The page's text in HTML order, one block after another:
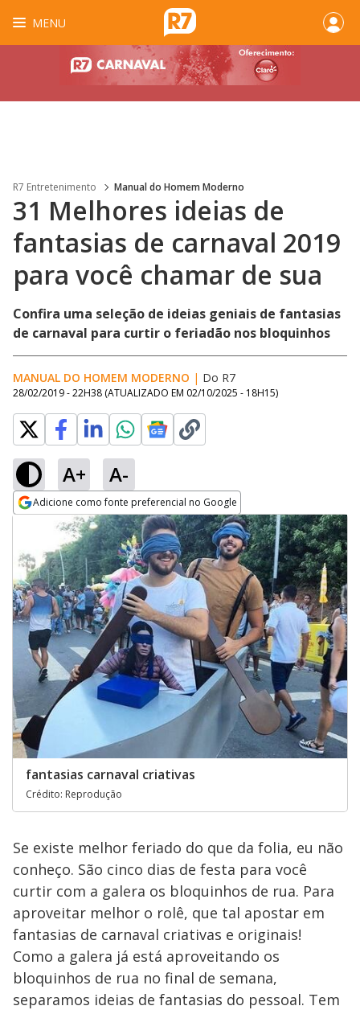
MENU
R7 Entretenimento Manual do Homem Moderno
31 Melhores ideias de
fantasias de carnaval 2019
para você chamar de sua
Confira uma seleção de ideias geniais de fantasias
de carnaval para curtir o feriadão nos bloquinhos
MANUAL DO HOMEM MODERNO | Do R7
28/02/2019 - 22H38 (ATUALIZADO EM 02/10/2025 - 18H15)
A+ A-
Adicione como fonte preferencial no Google
Opens in new window
fantasias carnaval criativas
Crédito: Reprodução
Se existe melhor feriado do que da folia, eu não
conheço. São cinco dias de festa para você
curtir com a galera os bloquinhos de rua. Para
aproveitar melhor o rolê, que tal apostar em
fantasias de carnaval criativas e originais!
Como a galera já está aproveitando os
bloquinhos de rua no final de semana,
separamos ideias de fantasias do pessoal. Tem